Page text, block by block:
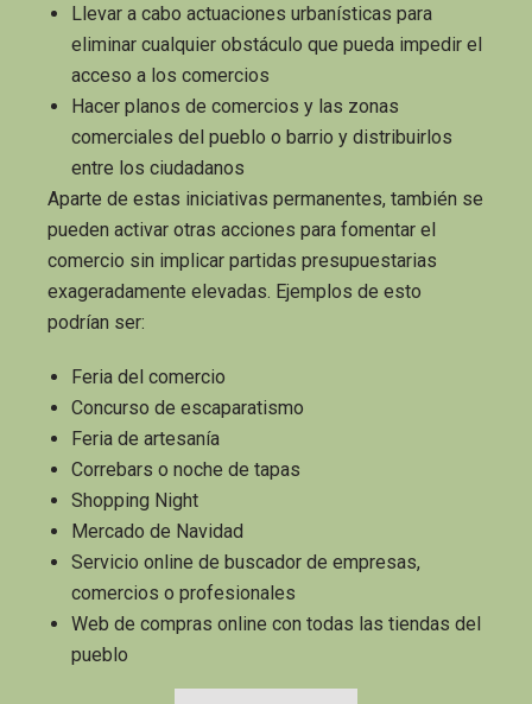
Llevar a cabo actuaciones urbanísticas para
eliminar cualquier obstáculo que pueda impedir el
acceso a los comercios
Hacer planos de comercios y las zonas
comerciales del pueblo o barrio y distribuirlos
entre los ciudadanos
Aparte de estas iniciativas permanentes, también se
pueden activar otras acciones para fomentar el
comercio sin implicar partidas presupuestarias
exageradamente elevadas. Ejemplos de esto
podrían ser:
Feria del comercio
Concurso de escaparatismo
Feria de artesanía
Correbars o noche de tapas
Shopping Night
Mercado de Navidad
Servicio online de buscador de empresas,
comercios o profesionales
Web de compras online con todas las tiendas del
pueblo